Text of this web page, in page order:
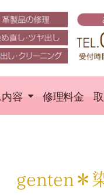
容 修理料金
genten＊